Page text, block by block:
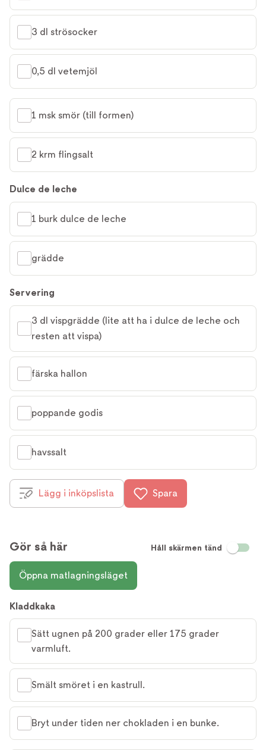
3 dl strösocker
0,5 dl vetemjöl
1 msk smör (till formen)
2 krm flingsalt
Dulce de leche
1 burk dulce de leche
grädde
Servering
3 dl vispgrädde (lite att ha i dulce de leche och
resten att vispa)
färska hallon
poppande godis
havssalt
Lägg i inköpslista Spara
Gör så här Håll skärmen tänd
Öppna matlagningsläget
Kladdkaka
Sätt ugnen på 200 grader eller 175 grader
varmluft.
Smält smöret i en kastrull.
Bryt under tiden ner chokladen i en bunke.